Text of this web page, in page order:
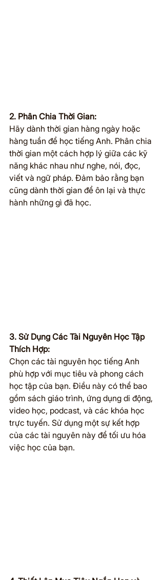
2. Phân Chia Thời Gian:
Hãy dành thời gian hàng ngày hoặc
hàng tuần để học tiếng Anh. Phân chia
thời gian một cách hợp lý giữa các kỹ
năng khác nhau như nghe, nói, đọc,
viết và ngữ pháp. Đảm bảo rằng bạn
cũng dành thời gian để ôn lại và thực
hành những gì đã học.
3. Sử Dụng Các Tài Nguyên Học Tập
Thích Hợp:
Chọn các tài nguyên học tiếng Anh
phù hợp với mục tiêu và phong cách
học tập của bạn. Điều này có thể bao
gồm sách giáo trình, ứng dụng di động,
video học, podcast, và các khóa học
trực tuyến. Sử dụng một sự kết hợp
của các tài nguyên này để tối ưu hóa
việc học của bạn.